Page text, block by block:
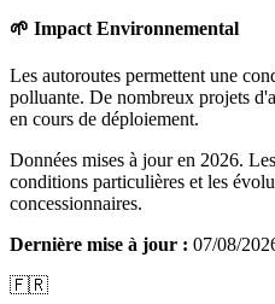
🌱 Impact Environnemental
Les autoroutes permettent une
polluante. De nombreux projets
en cours de déploiement.
Données mises à jour en 2026.
conditions particulières et les
concessionnaires.
Dernière mise à jour : 07/08/
🇫🇷